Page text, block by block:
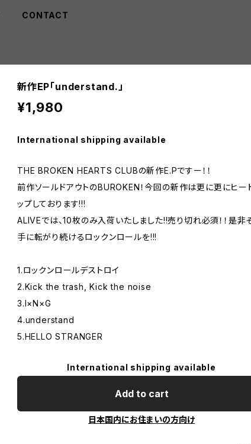
CONTACT
新作EP「understand.」
¥1,980
International shipping available
THE BROKEN HEARTS CLUBの新作E.Pですー！！
前作ソールドアウトのBUROKEN！今回の新作は更に更にヒー
ップしております!!!
ALIVEでは、10枚のみ入荷いたしました!!売り切れ必須！！是非
手に転がり続けるロックンロールを!!!
1.ロックンロールデストロイ
2.Kick the trash, Kick the noise
3.I×N×G
4.understand
5.HELLO STRANGER
International shipping available
Add to cart
日本国内にお住まいの方向け